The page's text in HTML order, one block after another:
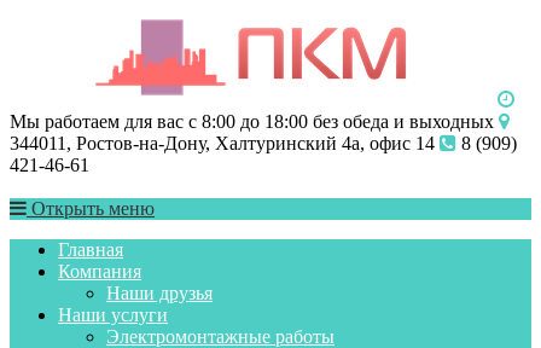
Мы работаем для вас с 8:00 до 18:00 без обеда и выходных
344011, Ростов-на-Дону, Халтуринский 4а, офис 14
8 (909)
421-46-61
Открыть меню
Главная
Компания
Наши друзья
Наши услуги
Электромонтажные работы